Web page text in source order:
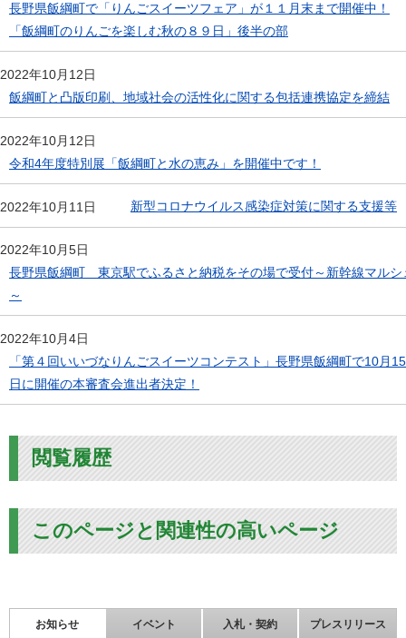
長野県飯綱町で「りんごスイーツフェア」が１１月末まで開催中！
「飯綱町のりんごを楽しむ秋の８９日」後半の部
2022年10月12日
飯綱町と凸版印刷、地域社会の活性化に関する包括連携協定を締結
2022年10月12日
令和4年度特別展「飯綱町と水の恵み」を開催中です！
2022年10月11日 新型コロナウイルス感染症対策に関する支援等
2022年10月5日
長野県飯綱町 東京駅でふるさと納税をその場で受付～新幹線マルシ
～
2022年10月4日
「第４回いいづなりんごスイーツコンテスト」長野県飯綱町で10月15
日に開催の本審査会進出者決定！
閲覧履歴
このページと関連性の高いページ
お知らせ イベント 入札・契約 プレスリリース